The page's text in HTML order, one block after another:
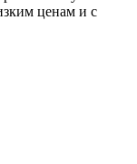
ценам и с